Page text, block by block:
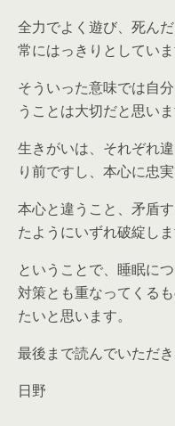
全力でよく遊び、死ん
常にはっきりとしていま
そういった意味では自
うことは大切だと思いま
生きがいは、それぞれ
り前ですし、本心に忠
本心と違うこと、矛盾
たようにいずれ破綻しま
ということで、睡眠に
対策とも重なってくる
たいと思います。
最後まで読んでいただ
日野